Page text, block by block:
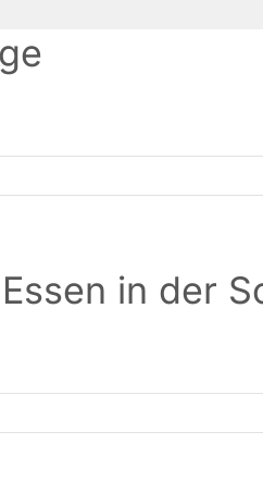
in der